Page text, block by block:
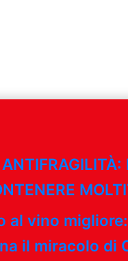
al vino
il miracolo di